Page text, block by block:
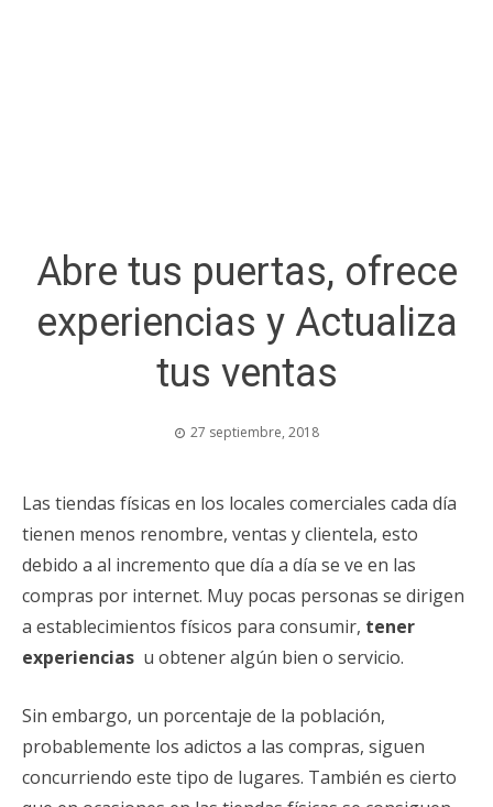
Abre tus puertas, ofrece
experiencias y Actualiza
tus ventas
27 septiembre, 2018
Las tiendas físicas en los locales comerciales cada día
tienen menos renombre, ventas y clientela, esto
debido a al incremento que día a día se ve en las
compras por internet. Muy pocas personas se dirigen
a establecimientos físicos para consumir, tener
experiencias u obtener algún bien o servicio.
Sin embargo, un porcentaje de la población,
probablemente los adictos a las compras, siguen
concurriendo este tipo de lugares. También es cierto